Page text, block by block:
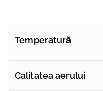
Temperatură
Calitatea aerului